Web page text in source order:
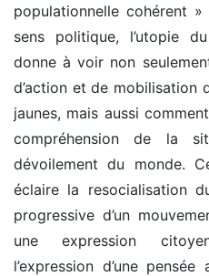
populationnelle cohérent
sens politique, l’utopie
donne à voir non
d’action et de mobilisation
jaunes, mais aussi
compréhension de la
dévoilement du monde.
éclaire la resocialisation
progressive d’un
une expression
l’expression d’une